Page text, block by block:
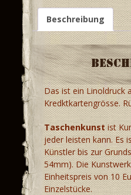
Beschreibung
Das ist ein Linoldruck
Kredktkartengrösse.
Taschenkunstist
jeder leisten kann. Es
Künstler bis zur
54mm). Die
Einheitspreis von 10
Einzelstücke.